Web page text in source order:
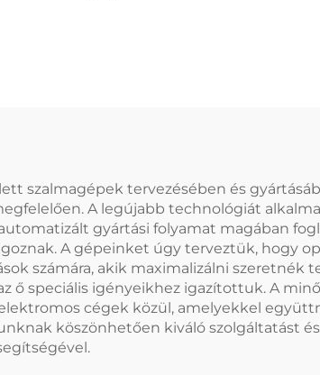
szalmagépek tervezésében és
A legújabb technológiát
gyártási folyamat magában
A gépeinket úgy terveztük, hogy
számára, akik maximalizálni szeretnék
speciális igényeikhez igazítottuk. A
cégek közül, amelyekkel
köszönhetően kiváló szolgáltatást